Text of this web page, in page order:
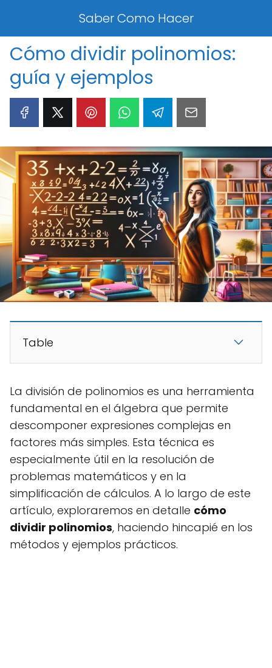
Saber Como Hacer
Cómo dividir polinomios:
guía y ejemplos
Table
La división de polinomios es una herramienta
fundamental en el álgebra que permite
descomponer expresiones complejas en
factores más simples. Esta técnica es
especialmente útil en la resolución de
problemas matemáticos y en la
simplificación de cálculos. A lo largo de este
artículo, exploraremos en detalle cómo
dividir polinomios, haciendo hincapié en los
métodos y ejemplos prácticos.